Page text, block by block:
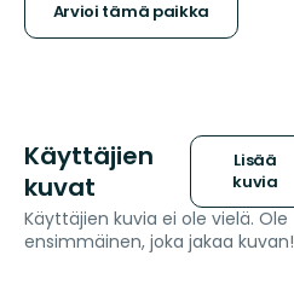
Arvioi tämä paikka
Käyttäjien
kuvat
Lisää
kuvia
Käyttäjien kuvia ei ole vielä. Ole
ensimmäinen, joka jakaa kuvan!